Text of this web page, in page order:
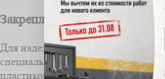
Закрепление реле на месте
Для надежного закрепления реле
специально предназначенные
пластиковые держатели, которые